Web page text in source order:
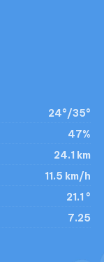
24°/35°
47%
24.1 km
11.5 km/h
21.1 °
7.25